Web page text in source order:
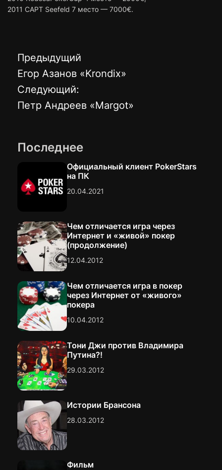
2011 CAPT Seefeld 7 место — 7000€.
Н
а
в
г
а
и
я
о
з
а
п
и
с
я
Предыдущий
Егор Азанов «Krondix»
Следующий:
Петр Андреев «Margot»
Последнее
Официальный клиент PokerStars
на ПК
20.04.2021
Чем отличается игра через
Интернет и «живой» покер
(продолжение)
12.04.2012
Чем отличается игра в покер
через Интернет от «живого»
покера
10.04.2012
Тони Джи против Владимира
Путина?!
29.03.2012
Истории Брансона
28.03.2012
Фильм